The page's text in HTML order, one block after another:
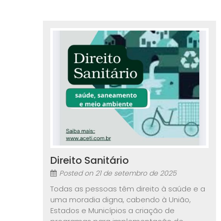
Direito Sanitário
Posted on 21 de setembro de 2025
Todas as pessoas têm direito à saúde e a
uma moradia digna, cabendo à União,
Estados e Municípios a criação de